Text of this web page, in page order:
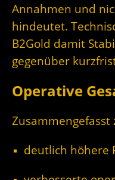
Annahmen und
hindeutet.
B2Gold damit
gegenüber
Operative
Zusammengefasst
deutlich höhere